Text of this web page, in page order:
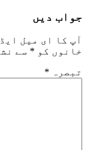
جواب دیں
آپ کا ای میل
خانوں کو * سے
تبصرہ *